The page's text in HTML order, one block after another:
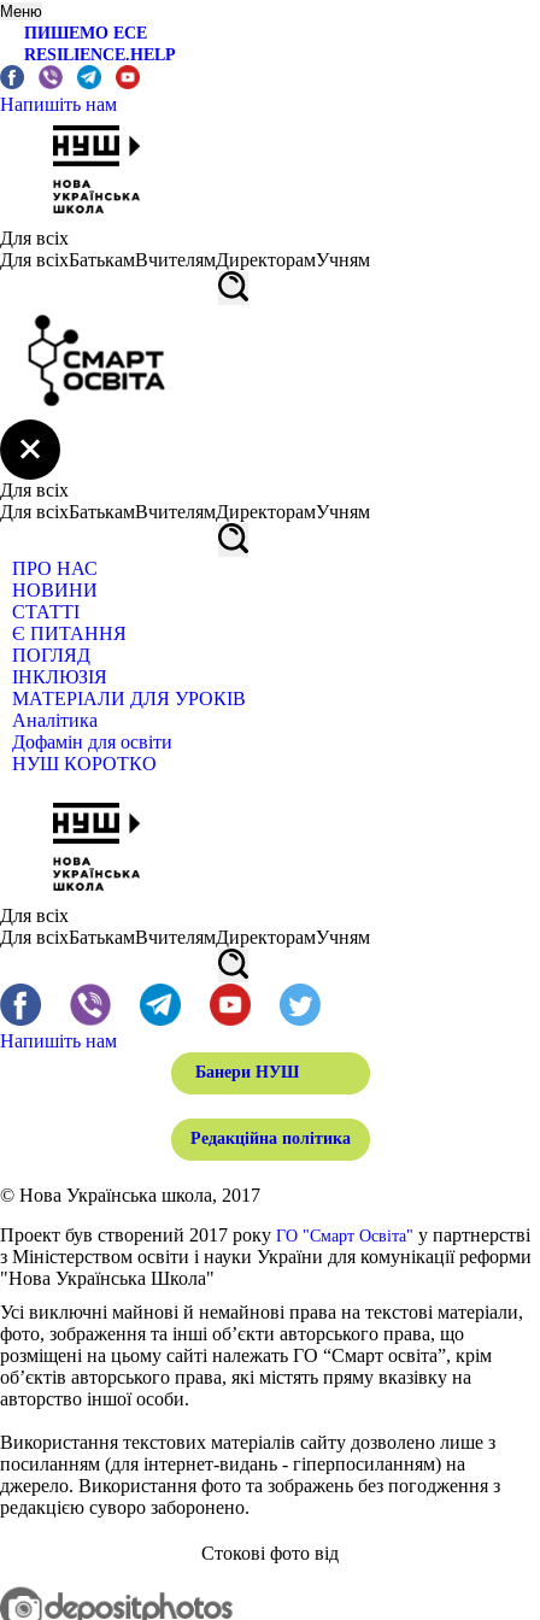
Меню
ПИШЕМО ЕСЕ
RESILIENCE.HELP
Напишіть нам
Для всіх
Для всіхБатькамВчителямДиректорамУчням
Для всіх
Для всіхБатькамВчителямДиректорамУчням
ПРО НАС
НОВИНИ
СТАТТІ
Є ПИТАННЯ
ПОГЛЯД
ІНКЛЮЗІЯ
МАТЕРІАЛИ ДЛЯ УРОКІВ
Аналітика
Дофамін для освіти
НУШ КОРОТКО
Для всіх
Для всіхБатькамВчителямДиректорамУчням
Напишіть нам
Банери НУШ
Редакційна політика
© Нова Українська школа, 2017
Проект був створений 2017 року ГО "Смарт Освіта" у партнерстві
з Міністерством освіти і науки України для комунікації реформи
"Нова Українська Школа"
Усі виключні майнові й немайнові права на текстові матеріали,
фото, зображення та інші об’єкти авторського права, що
розміщені на цьому сайті належать ГО “Смарт освіта”, крім
об’єктів авторського права, які містять пряму вказівку на
авторство іншої особи.
Використання текстових матеріалів сайту дозволено лише з
посиланням (для інтернет-видань - гіперпосиланням) на
джерело. Використання фото та зображень без погодження з
редакцією суворо заборонено.
Стокові фото від